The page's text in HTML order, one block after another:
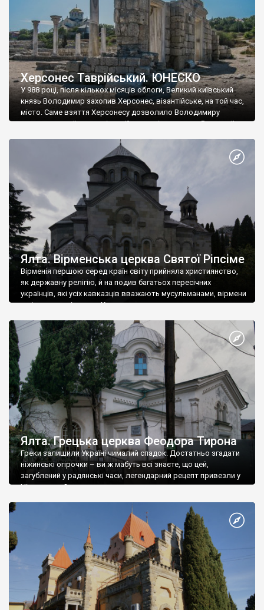
Херсонес Таврійський. ЮНЕСКО
У 988 році, після кількох місяців облоги, Великий київський
князь Володимир захопив Херсонес, візантійське, на той час,
місто. Саме взяття Херсонесу дозволило Володимиру
диктувати свої умови візантійському імператору Василю ІІ, та
Херсонесі Володимир-язичник, став Василем-християнином.
А потім було Хрещення Русі. На честь Херсонесу Таврійського
Ялта. Вірменська церква Святої Ріпсіме
Вірменія першою серед країн світу прийняла християнство,
як державну релігію, й на подив багатьох пересічних
українців, які усіх кавказців вважають мусульманами, вірмени
є відданими вірянами Христа
Ялта. Грецька церква Феодора Тирона
Греки залишили Україні чималий спадок. Достатньо згадати
ніжинські огірочки – ви ж мабуть всі знаєте, що цей,
загублений у радянські часи, легендарний рецепт привезли у
Ніжин греки?